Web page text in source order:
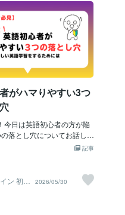
はどうでしょうか？「moth
いういい方にも「国」とい
ていないので、「母語」と
しいような気がしますね。
は、「母（mother）」とい
とさせる単語が入っている
（gender equality）の観点
そぐわないよ
目のマインドセットは、英
自己流でやろうとしないこ
この３つ目のマインドセッ
乗り越えるのが一番苦労し
うのも、私自身、何度も自
やってしまいたい。と思う
です。他の人の方法などに
か嫌なところがありまし
な意地みたいなものでした
、ある人に言われた言葉が
マインドセットを変えてく
の人に言われたのは、自己
過去の延長の結果しか得ら
言葉でした。自分の力だけ
じ結果になるよね。という
した。。これを聞いた時に
たしかに自己流で進めるの
がハマりやすい3つ
今日は英語初心者の方が陥
落とし穴についてお話しし
思います。〜頑張っている
るのに、なかなか話せるよ
…」そんな悩みを持つ初心
も多いです。でも実は、英
記事
ン 初心
の英会
2026/05/30